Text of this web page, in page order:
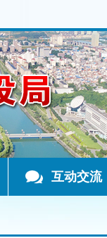
互动交流